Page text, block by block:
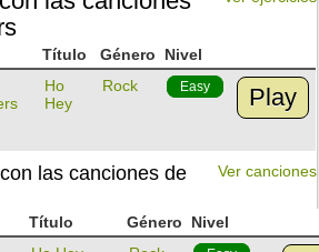
Título Género
Nivel
Ho
Hey
Rock Easy Play
Ver canciones
las canciones de
Título Género
Nivel